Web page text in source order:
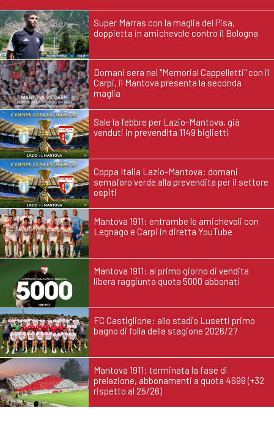
Super Marras con la maglia del Pisa,
doppietta in amichevole contro il Bologna
Domani sera nel "Memorial Cappelletti" con il
Carpi, il Mantova presenta la seconda
maglia
Sale la febbre per Lazio-Mantova, già
venduti in prevendita 1149 biglietti
Coppa Italia Lazio-Mantova: domani
semaforo verde alla prevendita per il settore
ospiti
Mantova 1911: entrambe le amichevoli con
Legnago e Carpi in diretta YouTube
Mantova 1911: al primo giorno di vendita
libera raggiunta quota 5000 abbonati
FC Castiglione: allo stadio Lusetti primo
bagno di folla della stagione 2026/27
Mantova 1911: terminata la fase di
prelazione, abbonamenti a quota 4699 (+32
rispetto al 25/26)